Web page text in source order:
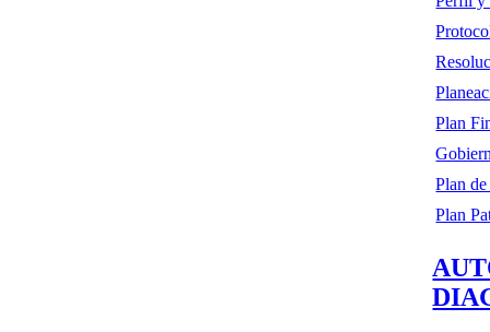
Plan
Plan
Plan